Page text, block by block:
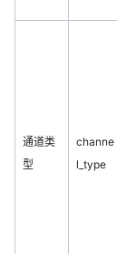
通道类
型
channe
l_type